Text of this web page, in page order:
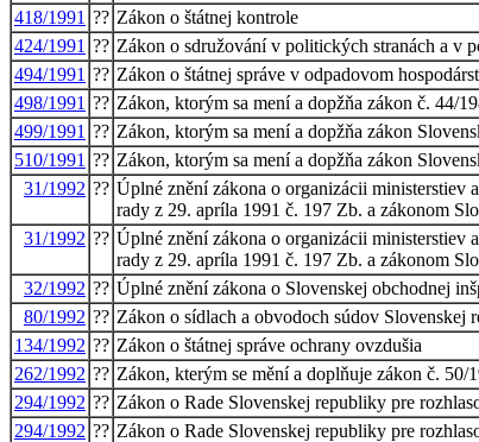
418/1991 ?? Zákon o štátnej kontrole
424/1991 ?? Zákon o sdružování v politických stranách a v
494/1991 ?? Zákon o štátnej správe v odpadovom
498/1991 ?? Zákon, ktorým sa mení a dopžňa zákon č. 44/
499/1991 ?? Zákon, ktorým sa mení a dopžňa zákon
510/1991 ?? Zákon, ktorým sa mení a dopžňa zákon
31/1992 ?? Úplné znění zákona o organizácii ministerstiev
rady z 29. apríla 1991 č. 197 Zb. a zákonom
31/1992 ?? Úplné znění zákona o organizácii ministerstiev
rady z 29. apríla 1991 č. 197 Zb. a zákonom
32/1992 ?? Úplné znění zákona o Slovenskej obchodnej
80/1992 ?? Zákon o sídlach a obvodoch súdov Slovenskej
134/1992 ?? Zákon o štátnej správe ochrany ovzdušia
262/1992 ?? Zákon, kterým se mění a doplňuje zákon č. 50/
294/1992 ?? Zákon o Rade Slovenskej republiky pre
294/1992 ?? Zákon o Rade Slovenskej republiky pre